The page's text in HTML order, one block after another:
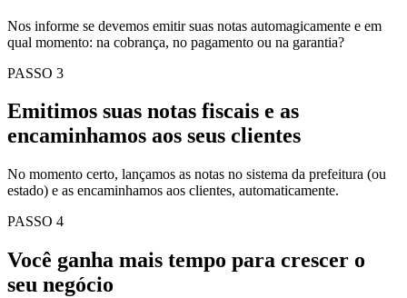
Nos informe se devemos emitir suas notas automagicamente e em
qual momento: na cobrança, no pagamento ou na garantia?
PASSO 3
Emitimos suas notas fiscais e as
encaminhamos aos seus clientes
No momento certo, lançamos as notas no sistema da prefeitura (ou
estado) e as encaminhamos aos clientes, automaticamente.
PASSO 4
Você ganha mais tempo para crescer o
seu negócio